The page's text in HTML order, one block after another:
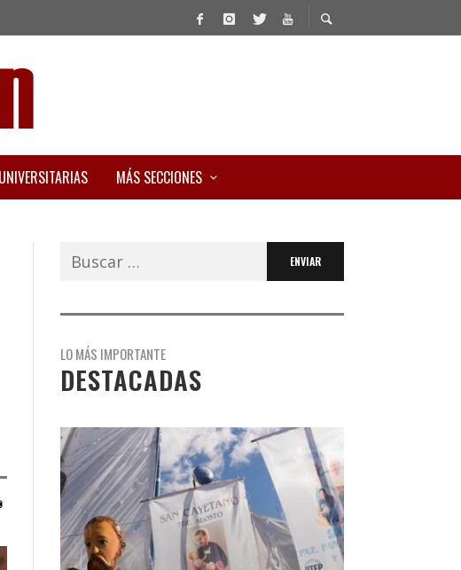
UNIVERSITARIAS MÁS SECCIONES
Buscar:
LO MÁS IMPORTANTE
DESTACADAS